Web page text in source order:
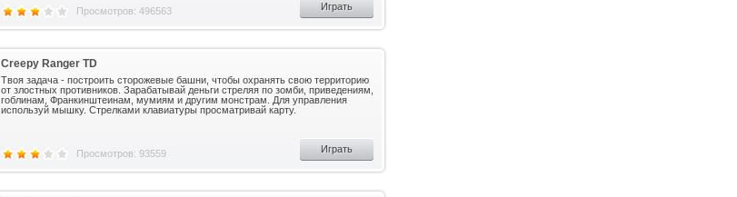
Просмотров: 496563 Играть
Creepy Ranger TD
Твоя задача - построить сторожевые башни, чтобы охранять свою территорию
от злостных противников. Зарабатывай деньги стреляя по зомби, приведениям,
гоблинам, Франкинштеинам, мумиям и другим монстрам. Для управления
используй мышку. Стрелками клавиатуры просматривай карту.
Просмотров: 93559 Играть